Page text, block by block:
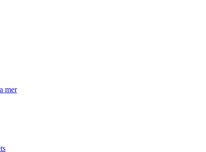
mer